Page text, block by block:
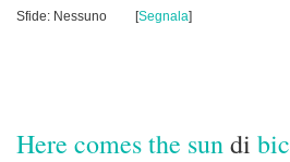
Sfide: Nessuno
[Segnala]
Here comes the sundi bic